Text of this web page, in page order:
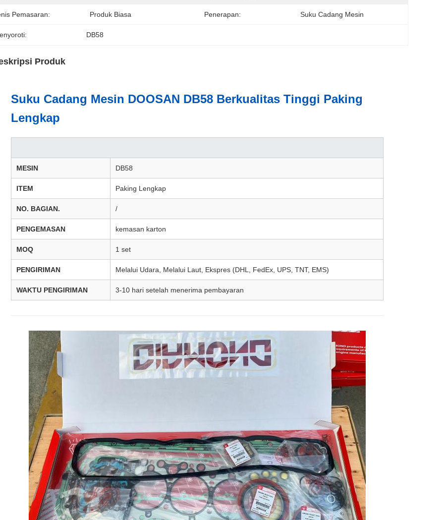
Pemasaran: Produk Biasa Penerapan: Suku Cadang Mesin
DB58
Produk
Suku Cadang Mesin DOOSAN DB58 Berkualitas Tinggi Paking
Lengkap
MESIN DB58
ITEM Paking Lengkap
NO. BAGIAN. /
PENGEMASAN kemasan karton
MOQ 1 set
PENGIRIMAN Melalui Udara, Melalui Laut, Ekspres (DHL, FedEx, UPS, TNT, EMS)
WAKTU PENGIRIMAN 3-10 hari setelah menerima pembayaran